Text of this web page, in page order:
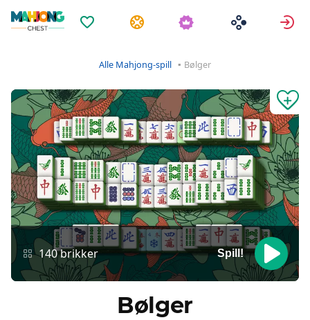
Favoritter Oppgaver
Alle Mahjong-spill Bølger
140 brikker Spill!
Bølger